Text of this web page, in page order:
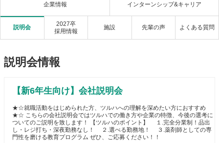
企業情報 インターンシップ&キャリア
説明会
2027卒
採用情報
施設 先輩の声 よくある質問
説明会情報
【新6年生向け】会社説明会
★☆就職活動をはじめられた方、ツルハへの理解を深めたい方におすすめ
★☆ こちらの会社説明会ではツルハでの働き方や企業の特徴、今後の選考に
ついてのご説明を致します！ 【ツルハのポイント】 １.完全分業制！品出
し・レジ打ち・深夜勤務なし！ ２.選べる勤務地！ ３.薬剤師としての専
門性を磨ける教育プログラム ぜひ、ご応募ください！！